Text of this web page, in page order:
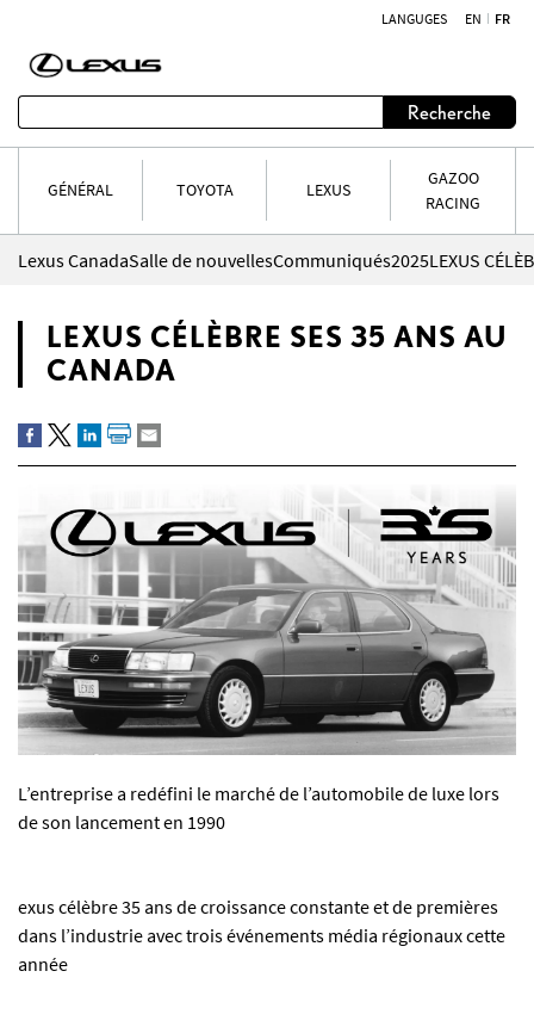
LANGUGES EN FR
Recherche
GÉNÉRAL TOYOTA LEXUS
GAZOO
RACING
Lexus CanadaSalle de nouvellesCommuniqués2025LEXUS
LEXUS CÉLÈBRE SES 35 ANS AU
CANADA
L’entreprise a redéfini le marché de l’automobile de luxe lors
de son lancement en 1990
exus célèbre 35 ans de croissance constante et de premières
dans l’industrie avec trois événements média régionaux cette
année